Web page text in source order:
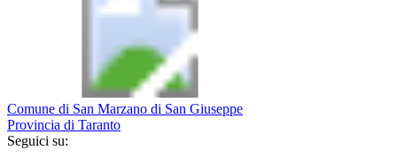
Comune di San Marzano di San Giuseppe
Provincia di Taranto
Seguici su: